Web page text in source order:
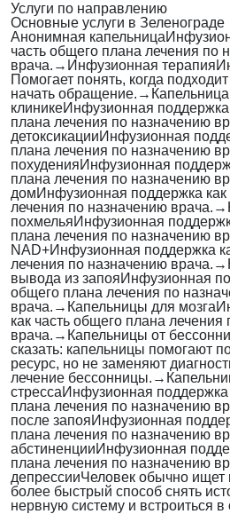
Услуги по направлению
Основные услуги в Зеленограде
Анонимная капельница
часть общего плана лечения по
врача. → Инфузионная терапия
Помогает понять, когда
начать обращение. →
клиникеИнфузионная поддержка
плана лечения по назначению
детоксикацииИнфузионная
плана лечения по назначению
похуденияИнфузионная
плана лечения по назначению
домИнфузионная поддержка как
лечения по назначению врача. →
похмельяИнфузионная
плана лечения по назначению
NAD+Инфузионная поддержка
лечения по назначению врача. →
вывода из запояИнфузионная
общего плана лечения по
врача. → Капельницы для мозга
как часть общего плана
врача. → Капельницы от
сказать: капельницы помогают
ресурс, но не заменяют
лечение бессонницы. →
стрессаИнфузионная поддержка
плана лечения по назначению
после запояИнфузионная
плана лечения по назначению
абстиненцииИнфузионная
плана лечения по назначению
депрессииЧеловек обычно ищет
более быстрый способ снять
нервную систему и встроиться